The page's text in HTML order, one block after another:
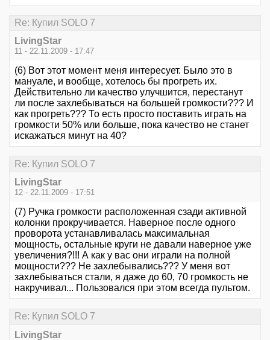
Re: Купил SOLO 7
LivingStar
11 - 22.11.2009 - 17:47
(6) Вот этот момент меня интересует. Было это в
мануале, и вообще, хотелось бы прогреть их.
Действительно ли качество улучшится, перестанут
ли после захлебываться на большей громкости??? И
как прогреть??? То есть просто поставить играть на
громкости 50% или больше, пока качество не станет
искажаться минут на 40?
Re: Купил SOLO 7
LivingStar
12 - 22.11.2009 - 17:51
(7) Ручка громкости расположенная сзади активной
колонки прокручивается. Наверное после одного
проворота устанавливалась максимальная
мощность, остальные круги не давали наверное уже
увеличения?!!! А как у вас они играли на полной
мощности??? Не захлебывались??? У меня вот
захлебываться стали, я даже до 60, 70 громкость не
накручивал... Пользовался при этом всегда пультом.
Re: Купил SOLO 7
LivingStar